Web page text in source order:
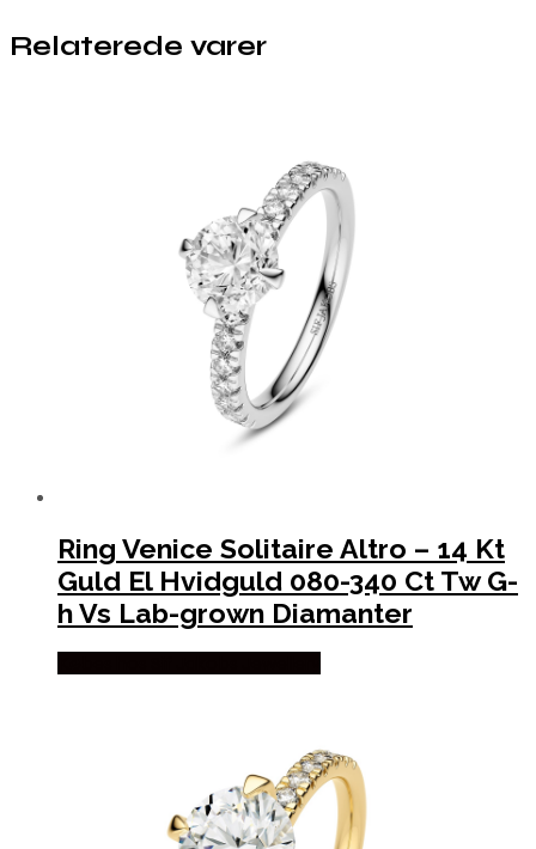
Relaterede varer
Ring Venice Solitaire Altro – 14 Kt
Guld El Hvidguld 080-340 Ct Tw G-
h Vs Lab-grown Diamanter